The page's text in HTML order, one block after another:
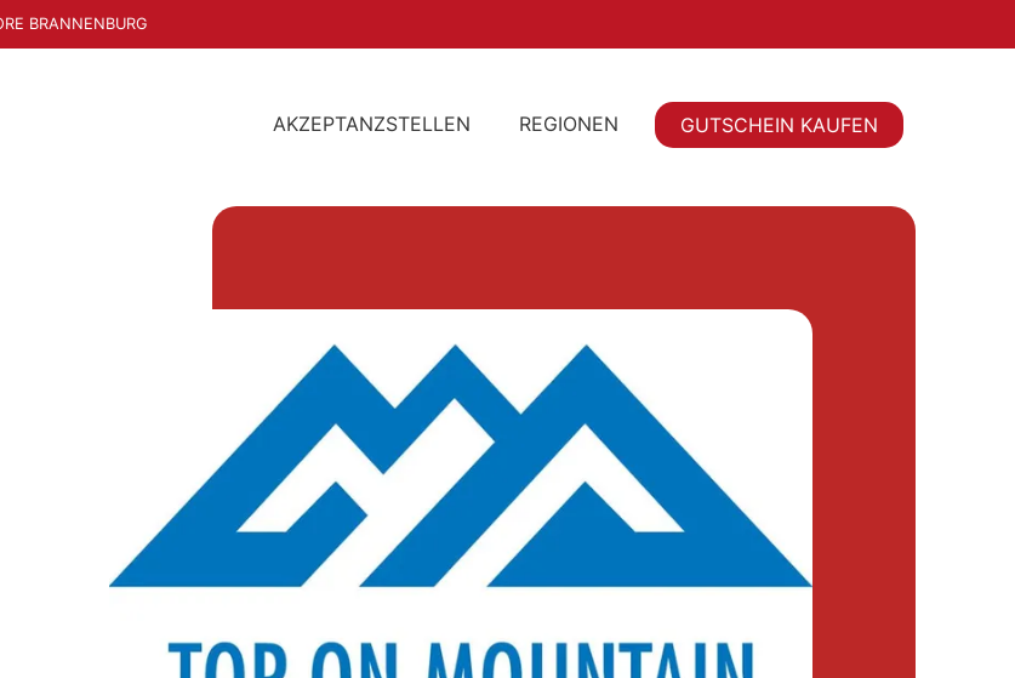
BRANNENBURG
AKZEPTANZSTELLEN REGIONEN GUTSCHEIN KAUFEN